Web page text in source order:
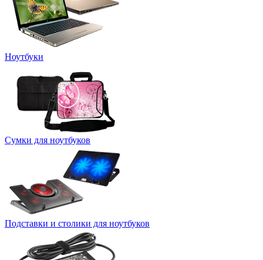
Ноутбуки
Сумки для ноутбуков
Подставки и столики для ноутбуков